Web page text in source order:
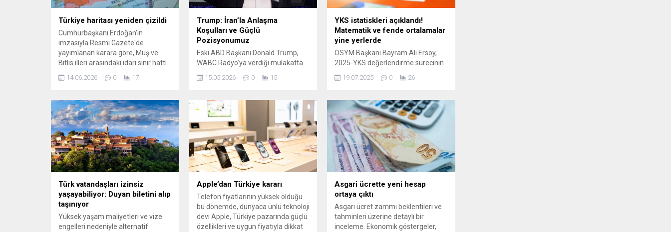
Türkiye haritası yeniden çizildi
Cumhurbaşkanı Erdoğan'ın
imzasıyla Resmi Gazete'de
yayımlanan karara göre, Muş ve
Bitlis illeri arasındaki idari sınır hattı
ayrıca Sivas'ın iki ilçesinde arazi
yürütüleceği duyuruldu.
14.06.2026 0 17
Trump: İran’la Anlaşma
Koşulları ve Güçlü
Pozisyonumuz
Eski ABD Başkanı Donald Trump,
WABC Radyo’ya verdiği mülakatta
durum hakkında
Trump, İranlı yetkililerin
zenginleştirilmiş uranyumu teslim
edeceklerine dair beyanlarına atıfta
bulunarak bu sürece ilişkin
güveninin yüksek olduğunu belirtti.
Trump, Washington’ın İran
üzerindeki pazarlık gücünün güçlü
olduğunu vurguladı ve süreci
aceleye getirmeyeceklerini
söyledi....
15.05.2026 0 15
YKS istatiskleri açıklandı!
Matematik ve fende ortalamalar
yine yerlerde
ÖSYM Başkanı Bayram Ali Ersoy,
2025-YKS değerlendirme sürecinin
ykssonuc.osym.gov.tr adresinden
Yeterlilik Testi (TYT) ile Alan
Yeterlilik Testleri (AYT) sayısal puan
türünde birinciliği ...
19.07.2025 0 26
Türk vatandaşları izinsiz
yaşayabiliyor: Duyan biletini alıp
taşınıyor
Yüksek yaşam maliyetleri ve vize
engelleri nedeniyle alternatif
Apple’dan Türkiye kararı
Telefon fiyatlarının yüksek olduğu
bu dönemde, dünyaca ünlü teknoloji
devi Apple, Türkiye pazarında güçlü
özellikleri ve uygun fiyatıyla dikkat
Asgari ücrette yeni hesap
ortaya çıktı
Asgari ücret zammı beklentileri ve
tahminleri üzerine detaylı bir
inceleme. Ekonomik göstergeler,